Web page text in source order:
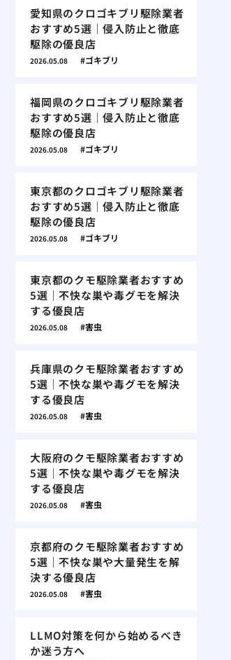
愛知県のクロゴキブリ駆除業者
おすすめ5選｜侵入防止と徹底
駆除の優良店
2026.05.08 ゴキブリ
福岡県のクロゴキブリ駆除業者
おすすめ5選｜侵入防止と徹底
駆除の優良店
2026.05.08 ゴキブリ
東京都のクロゴキブリ駆除業者
おすすめ5選｜侵入防止と徹底
駆除の優良店
2026.05.08 ゴキブリ
東京都のクモ駆除業者おすすめ
5選｜不快な巣や毒グモを解決
する優良店
2026.05.08 害虫
兵庫県のクモ駆除業者おすすめ
5選｜不快な巣や毒グモを解決
する優良店
2026.05.08 害虫
大阪府のクモ駆除業者おすすめ
5選｜不快な巣や毒グモを解決
する優良店
2026.05.08 害虫
京都府のクモ駆除業者おすすめ
5選｜不快な巣や大量発生を解
決する優良店
2026.05.08 害虫
LLMO対策を何から始めるべき
か迷う方へ